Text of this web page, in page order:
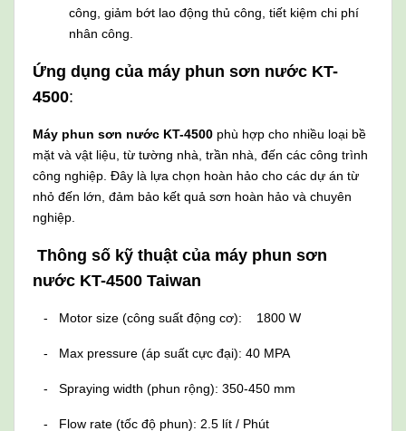
công, giảm bớt lao động thủ công, tiết kiệm chi phí
nhân công.
Ứng dụng của máy phun sơn nước KT-
4500:
Máy phun sơn nước KT-4500 phù hợp cho nhiều loại bề
mặt và vật liệu, từ tường nhà, trần nhà, đến các công trình
công nghiệp. Đây là lựa chọn hoàn hảo cho các dự án từ
nhỏ đến lớn, đảm bảo kết quả sơn hoàn hảo và chuyên
nghiệp.
Thông số kỹ thuật của máy phun sơn
nước KT-4500 Taiwan
- Motor size (công suất động cơ): 1800 W
- Max pressure (áp suất cực đại): 40 MPA
- Spraying width (phun rộng): 350-450 mm
- Flow rate (tốc độ phun): 2.5 lít / Phút